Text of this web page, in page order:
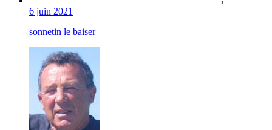
6 juin 2021
sonnetin le baiser